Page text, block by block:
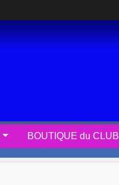
BOUTIQUE du CLUB